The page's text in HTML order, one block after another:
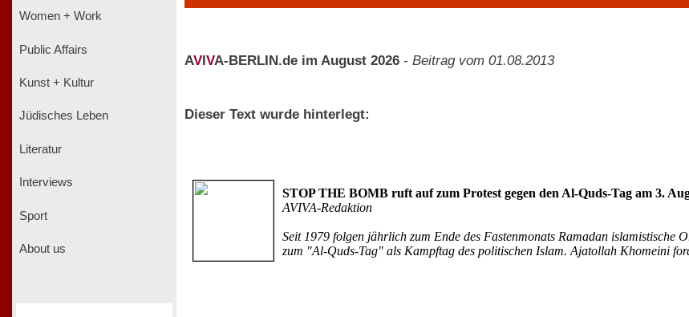
Women + Work
Public Affairs
Kunst + Kultur
Jüdisches Leben
Literatur
Interviews
Sport
About us
AV VA-BERLIN.de im August 2026 - Beitrag vom 01.08.2013
Dieser Text wurde hinterlegt:
STOP THE BOMB ruft auf zum Protest gegen den Al-Quds-Tag am 3.
AVIVA-Redaktion
Seit 1979 folgen jährlich zum Ende des Fastenmonats Ramadan islamistische
zum "Al-Quds-Tag" als Kampftag des politischen Islam. Ajatollah Khomeini